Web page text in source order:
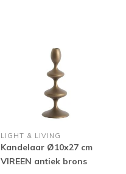
LIGHT & LIVING
Kandelaar Ø10x27 cm
VIREEN antiek brons